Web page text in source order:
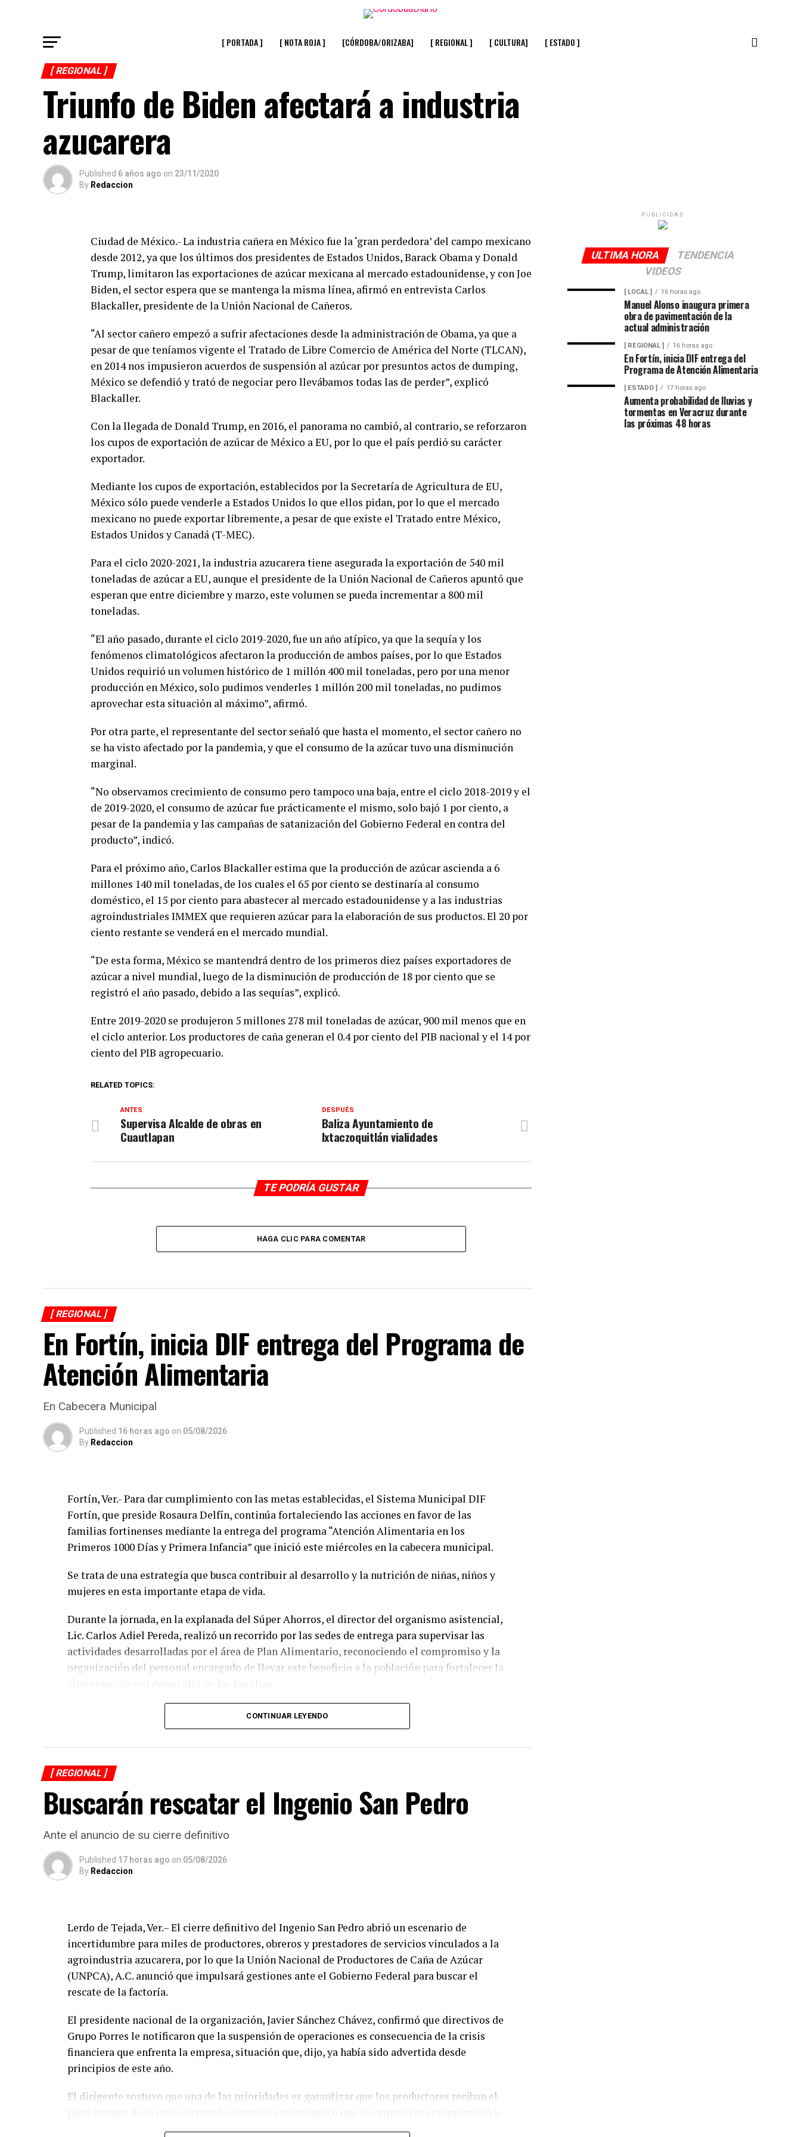
[ PORTADA ] [ NOTA ROJA ] [CÓRDOBA/ORIZABA] [ REGIONAL ] [ CULTURA] [ ESTADO ]
[ REGIONAL ]
Triunfo de Biden afectará a industria
azucarera
Published 6 años ago on 23/11/2020
By Redaccion
Ciudad de México.- La industria cañera en México fue la ‘gran perdedora’ del campo mexicano
desde 2012, ya que los últimos dos presidentes de Estados Unidos, Barack Obama y Donald
Trump, limitaron las exportaciones de azúcar mexicana al mercado estadounidense, y con Joe
Biden, el sector espera que se mantenga la misma línea, afirmó en entrevista Carlos
Blackaller, presidente de la Unión Nacional de Cañeros.
“Al sector cañero empezó a sufrir afectaciones desde la administración de Obama, ya que a
pesar de que teníamos vigente el Tratado de Libre Comercio de América del Norte (TLCAN),
en 2014 nos impusieron acuerdos de suspensión al azúcar por presuntos actos de dumping,
México se defendió y trató de negociar pero llevábamos todas las de perder”, explicó
Blackaller.
Con la llegada de Donald Trump, en 2016, el panorama no cambió, al contrario, se reforzaron
los cupos de exportación de azúcar de México a EU, por lo que el país perdió su carácter
exportador.
Mediante los cupos de exportación, establecidos por la Secretaría de Agricultura de EU,
México sólo puede venderle a Estados Unidos lo que ellos pidan, por lo que el mercado
mexicano no puede exportar libremente, a pesar de que existe el Tratado entre México,
Estados Unidos y Canadá (T-MEC).
Para el ciclo 2020-2021, la industria azucarera tiene asegurada la exportación de 540 mil
toneladas de azúcar a EU, aunque el presidente de la Unión Nacional de Cañeros apuntó que
esperan que entre diciembre y marzo, este volumen se pueda incrementar a 800 mil
toneladas.
“El año pasado, durante el ciclo 2019-2020, fue un año atípico, ya que la sequía y los
fenómenos climatológicos afectaron la producción de ambos países, por lo que Estados
Unidos requirió un volumen histórico de 1 millón 400 mil toneladas, pero por una menor
producción en México, solo pudimos venderles 1 millón 200 mil toneladas, no pudimos
aprovechar esta situación al máximo”, afirmó.
Por otra parte, el representante del sector señaló que hasta el momento, el sector cañero no
se ha visto afectado por la pandemia, y que el consumo de la azúcar tuvo una disminución
marginal.
“No observamos crecimiento de consumo pero tampoco una baja, entre el ciclo 2018-2019 y el
de 2019-2020, el consumo de azúcar fue prácticamente el mismo, solo bajó 1 por ciento, a
pesar de la pandemia y las campañas de satanización del Gobierno Federal en contra del
producto”, indicó.
Para el próximo año, Carlos Blackaller estima que la producción de azúcar ascienda a 6
millones 140 mil toneladas, de los cuales el 65 por ciento se destinaría al consumo
doméstico, el 15 por ciento para abastecer al mercado estadounidense y a las industrias
agroindustriales IMMEX que requieren azúcar para la elaboración de sus productos. El 20 por
ciento restante se venderá en el mercado mundial.
“De esta forma, México se mantendrá dentro de los primeros diez países exportadores de
azúcar a nivel mundial, luego de la disminución de producción de 18 por ciento que se
registró el año pasado, debido a las sequías”, explicó.
Entre 2019-2020 se produjeron 5 millones 278 mil toneladas de azúcar, 900 mil menos que en
el ciclo anterior. Los productores de caña generan el 0.4 por ciento del PIB nacional y el 14 por
ciento del PIB agropecuario.
RELATED TOPICS:
DESPUÉS
Baliza Ayuntamiento de
Ixtaczoquitlán vialidades
ANTES
Supervisa Alcalde de obras en
Cuautlapan
TE PODRÍA GUSTAR
HAGA CLIC PARA COMENTAR
[ REGIONAL ]
En Fortín, inicia DIF entrega del Programa de
Atención Alimentaria
En Cabecera Municipal
Published 16 horas ago on 05/08/2026
By Redaccion
Fortín, Ver.- Para dar cumplimiento con las metas establecidas, el Sistema Municipal DIF
Fortín, que preside Rosaura Delfín, continúa fortaleciendo las acciones en favor de las
familias fortinenses mediante la entrega del programa “Atención Alimentaria en los
Primeros 1000 Días y Primera Infancia” que inició este miércoles en la cabecera municipal.
Se trata de una estrategia que busca contribuir al desarrollo y la nutrición de niñas, niños y
mujeres en esta importante etapa de vida.
Durante la jornada, en la explanada del Súper Ahorros, el director del organismo asistencial,
Lic. Carlos Adiel Pereda, realizó un recorrido por las sedes de entrega para supervisar las
actividades desarrolladas por el área de Plan Alimentario, reconociendo el compromiso y la
organización del personal encargado de llevar este beneficio a la población para fortalecer la
Asimismo, se informa a las personas beneficiarias que las entregas continuarán los días
jueves 6 y viernes 7 de agosto, de acuerdo con las sedes, horarios y localidades que
previamente fueron difundidos a través de los canales oficiales del DIF, cuya institución
trabajo, resultados y hechos que unidos hacemos de Fortín
CONTINUAR LEYENDO
[ REGIONAL ]
Buscarán rescatar el Ingenio San Pedro
Ante el anuncio de su cierre definitivo
Published 17 horas ago on 05/08/2026
By Redaccion
Lerdo de Tejada, Ver.– El cierre definitivo del Ingenio San Pedro abrió un escenario de
incertidumbre para miles de productores, obreros y prestadores de servicios vinculados a la
agroindustria azucarera, por lo que la Unión Nacional de Productores de Caña de Azúcar
(UNPCA), A.C. anunció que impulsará gestiones ante el Gobierno Federal para buscar el
rescate de la factoría.
El presidente nacional de la organización, Javier Sánchez Chávez, confirmó que directivos de
Grupo Porres le notificaron que la suspensión de operaciones es consecuencia de la crisis
financiera que enfrenta la empresa, situación que, dijo, ya había sido advertida desde
principios de este año.
El dirigente sostuvo que una de las prioridades es garantizar que los productores reciban el
cubrir los adeudos conforme a la ley y a los acuerdos establecidos al concluir la molienda.
PUBLICIDAD
ULTIMA HORA
TENDENCIA
VIDEOS
[ LOCAL ] 16 horas ago
Manuel Alonso inaugura primera
obra de pavimentación de la
actual administración
[ REGIONAL ] 16 horas ago
En Fortín, inicia DIF entrega del
Programa de Atención Alimentaria
[ ESTADO ] 17 horas ago
Aumenta probabilidad de lluvias y
tormentas en Veracruz durante
las próximas 48 horas